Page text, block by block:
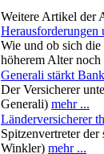
Weitere Artikel der
Herausforderungen
Wie und ob sich die
höherem Alter
Generali stärkt
Der Versicherer
Generali) mehr ...
Länderversicherer
Spitzenvertreter
Winkler) mehr ...